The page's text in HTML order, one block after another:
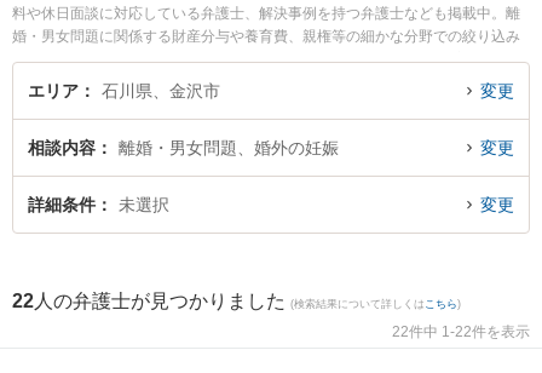
料や休日面談に対応している弁護士、解決事例を持つ弁護士なども掲載中。離
婚・男女問題に関係する財産分与や養育費、親権等の細かな分野での絞り込み
検索もでき便利です。特に大本総合法律事務所 金沢事務所の加藤 久美江弁護士
や井奈法律事務所の井奈 尚史弁護士、中村・村井法律事務所の中村 雅代弁護士
『婚外の妊娠のトラブル解決の実績豊富な近くの弁護士を検索したい』『初回
相談無料で婚外の妊娠を法律相談できる金沢市内の弁護士に相談予約したい』
などでお困りの相談者さんにおすすめです。
エリア 石川県、金沢市 変更
相談内容 離婚・男女問題、婚外の妊娠 変更
詳細条件 未選択 変更
22 人の弁護士が見つかりました (検索結果について詳しくは こちら)
22件中 1-22件を表示